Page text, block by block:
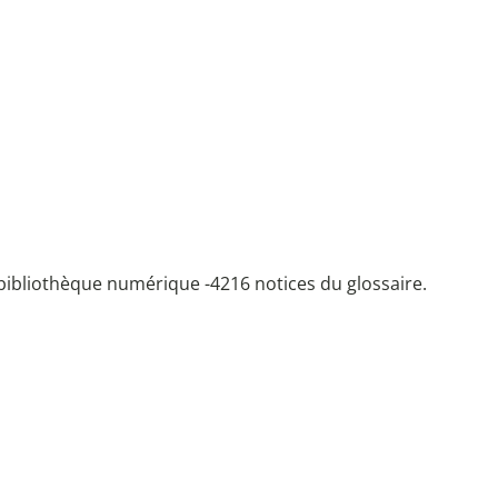
numérique -4216 notices du glossaire.